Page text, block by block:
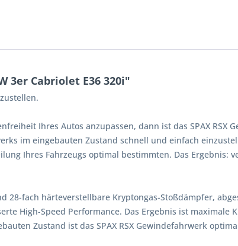
3er Cabriolet E36 320i"
Ihres Autos anzupassen, dann ist das SPAX RSX
im eingebauten Zustand schnell und einfach
Ihres Fahrzeugs optimal bestimmten. Das Ergebnis:
28-fach härteverstellbare Kryptongas-Stoßdämpfer,
High-Speed Performance. Das Ergebnis ist maximale
Zustand ist das SPAX RSX Gewindefahrwerk